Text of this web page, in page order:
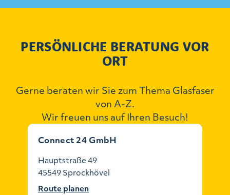
PERSÖNLICHE BERATUNG VOR
ORT
Gerne beraten wir Sie zum Thema Glasfaser
von A-Z.
Wir freuen uns auf Ihren Besuch!
Connect 24 GmbH
Hauptstraße 49
45549 Sprockhövel
Route planen